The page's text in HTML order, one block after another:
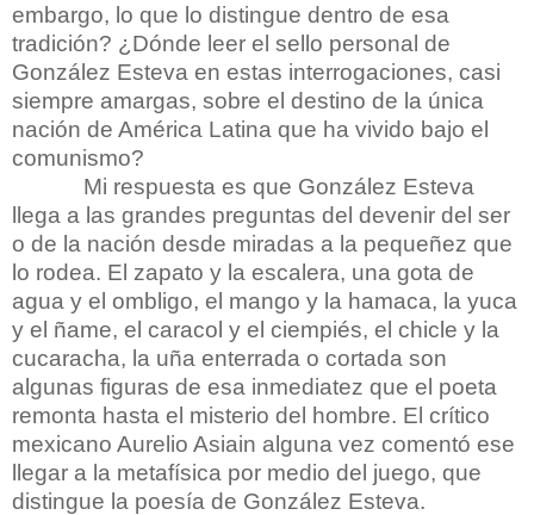
embargo, lo que lo distingue dentro de esa
tradición? ¿Dónde leer el sello personal de
González Esteva en estas interrogaciones, casi
siempre amargas, sobre el destino de la única
nación de América Latina que ha vivido bajo el
comunismo?
Mi respuesta es que González Esteva
llega a las grandes preguntas del devenir del ser
o de la nación desde miradas a la pequeñez que
lo rodea. El zapato y la escalera, una gota de
agua y el ombligo, el mango y la hamaca, la yuca
y el ñame, el caracol y el ciempiés, el chicle y la
cucaracha, la uña enterrada o cortada son
algunas figuras de esa inmediatez que el poeta
remonta hasta el misterio del hombre. El crítico
mexicano Aurelio Asiain alguna vez comentó ese
llegar a la metafísica por medio del juego, que
distingue la poesía de González Esteva.